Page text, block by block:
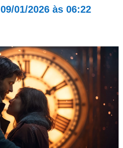
09/01/2026 às 06:22